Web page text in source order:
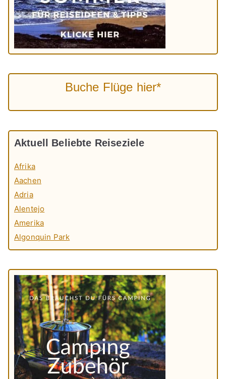
Buche Flüge hier*
Aktuell Beliebte Reiseziele
Afrika
Aachen
Adria
Alentejo
Amerika
Algonquin Park